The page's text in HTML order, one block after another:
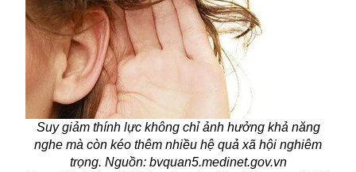
Suy giảm thính lực không chỉ ảnh hưởng khả năng
nghe mà còn kéo thêm nhiều hệ quả xã hội nghiêm
trọng. Nguồn: bvquan5.medinet.gov.vn